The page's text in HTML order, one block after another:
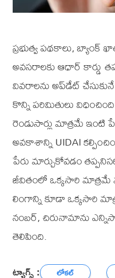
ప్రభుత్వ పథకాలు, బ్యాంక్
అవసరాలకు ఆధార్ కార్డు
వివరాలను అప్‌డేట్ చేసుకునే
కొన్ని పరిమితులు
రెండుసార్లు మాత్రమే ఇంటి
అవకాశాన్ని UIDAI
పేరు మార్చుకోవడం
జీవితంలో ఒక్కసారి మాత్రమే
లింగాన్ని కూడా ఒక్కసారి
నంబర్, చిరునామాను
తెలిపింది.
ట్యాగ్స్ : లోకల్